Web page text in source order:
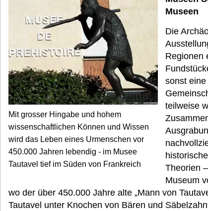
Mit grosser Hingabe und hohem
wissenschaftlichen Können und Wissen
wird das Leben eines Urmenschen vor
450.000 Jahren lebendig - im Musee
Tautavel tief im Süden von Frankreich
Museen
Die
Regionen
sonst
teilweise
Theorien
Museum
wo der über 450.000 Jahre alte „Mann von
Tautavel unter Knochen von Bären und